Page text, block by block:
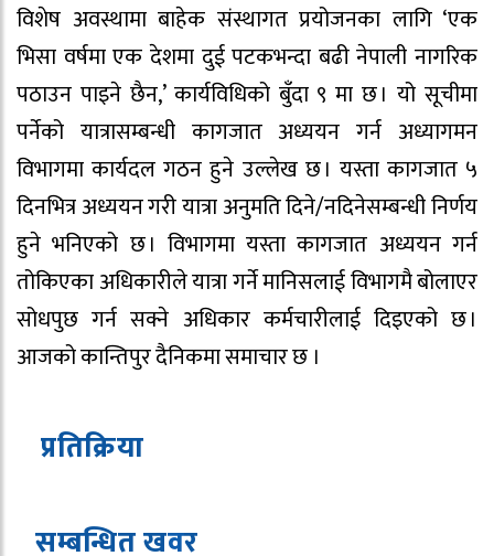
विशेष अवस्थामा बाहेक संस्थागत प्रयोजनका लागि ‘एक
भिसा वर्षमा एक देशमा दुई पटकभन्दा बढी नेपाली नागरिक
पठाउन पाइने छैन,’ कार्यविधिको बुँदा ९ मा छ । यो सूचीमा
पर्नेको यात्रासम्बन्धी कागजात अध्ययन गर्न अध्यागमन
विभागमा कार्यदल गठन हुने उल्लेख छ । यस्ता कागजात ५
दिनभित्र अध्ययन गरी यात्रा अनुमति दिने/नदिनेसम्बन्धी निर्णय
हुने भनिएको छ । विभागमा यस्ता कागजात अध्ययन गर्न
तोकिएका अधिकारीले यात्रा गर्ने मानिसलाई विभागमै बोलाएर
सोधपुछ गर्न सक्ने अधिकार कर्मचारीलाई दिइएको छ ।
आजको कान्तिपुर दैनिकमा समाचार छ ।
प्रतिक्रिया
सम्बन्धित खवर